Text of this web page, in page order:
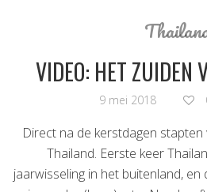
VIDEO: HET ZUIDEN
9 mei 2018
Direct na de kerstdagen
Thailand. Eerste keer
jaarwisseling in het buitenland,